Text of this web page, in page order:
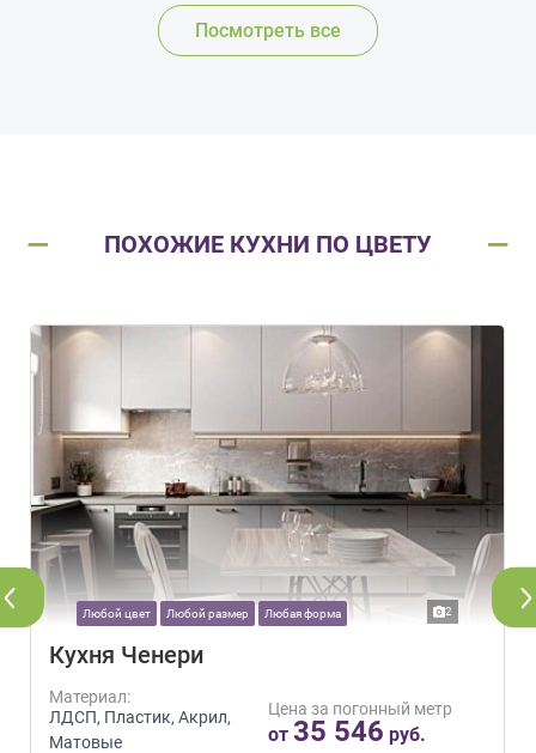
Посмотреть все
ПОХОЖИЕ КУХНИ ПО ЦВЕТУ
Любой цвет Любой размер Любая форма 2
Кухня Ченери
Материал:
ЛДСП, Пластик, Акрил,
Матовые
Цена за погонный метр
от 35 546 руб.